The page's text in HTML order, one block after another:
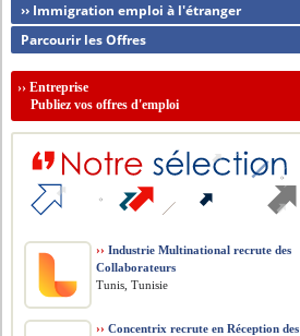
›› Immigration emploi à l'étranger
Parcourir les Offres
››Entreprise
Publiez vos offres d'emploi
›› Industrie Multinational recrute des
Collaborateurs
Tunis, Tunisie
›› Concentrix recrute en Réception des